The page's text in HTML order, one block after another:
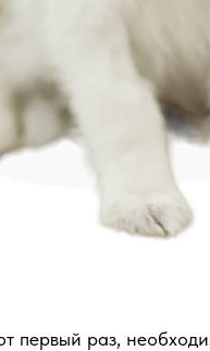
первый раз,